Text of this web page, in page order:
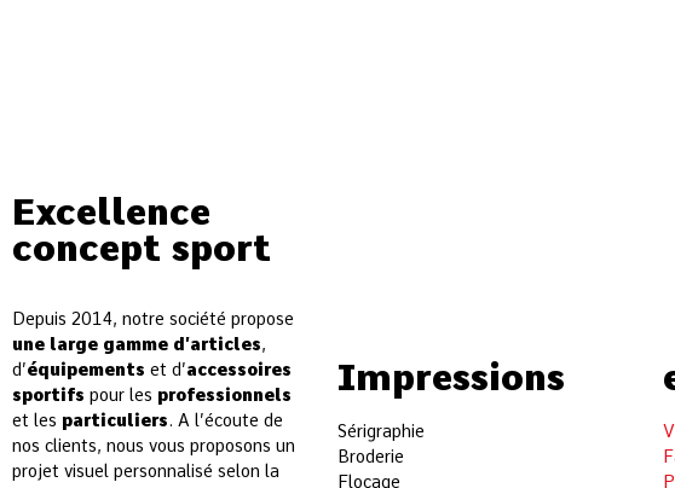
Excellence
concept sport
Depuis 2014, notre société propose
une large gamme d’articles,
d’équipements et d’accessoires
sportifs pour les professionnels
et les particuliers. A l’écoute de
nos clients, nous vous proposons un
projet visuel personnalisé selon la
Impressions
Sérigraphie
Broderie
Flocage